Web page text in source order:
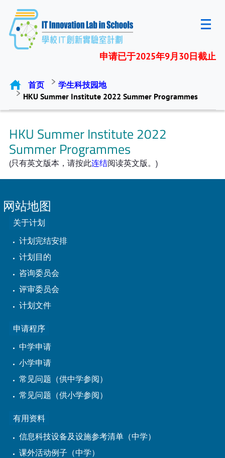
申请已于2025年9月30日截止
首页
学生科技园地
HKU Summer Institute 2022 Summer Programmes
HKU Summer Institute 2022
Summer Programmes
(只有英文版本，请按此连结阅读英文版。)
网站地图
关于计划
计划完结安排
计划目的
咨询委员会
评审委员会
计划文件
申请程序
中学申请
小学申请
常见问题（供中学参阅）
常见问题（供小学参阅）
有用资料
信息科技设备及设施参考清单（中学）
课外活动例子（中学）